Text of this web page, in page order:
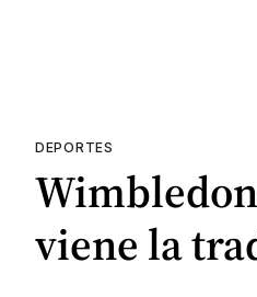
DEPORTES
viene la